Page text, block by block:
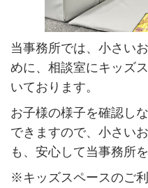
当事務所では、小さい
めに、相談室にキッズ
いております。
お子様の様子を確認し
できますので、小さい
も、安心して当事務所
※キッズスペースのご